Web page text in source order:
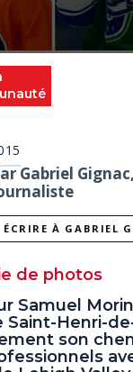
Gabriel Gignac,
ÉCRIRE À GABRIEL
de photos
Samuel
Saint-Henri-
son